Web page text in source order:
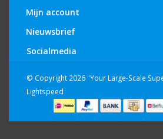
Mijn account
Nieuwsbrief
Socialmedia
© Copyright 2026 "Your Large-Scale
Lightspeed